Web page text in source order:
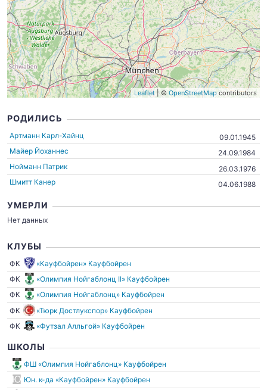
Leaflet | © OpenStreetMap contributors
РОДИЛИСЬ
Артманн Карл-Хайнц
09.01.1945
Майер Йоханнес
24.09.1984
Нойманн Патрик
26.03.1976
Шмитт Канер
04.06.1988
УМЕРЛИ
Нет данных
КЛУБЫ
ФК
«Кауфбойрен» Кауфбойрен
ФК
«Олимпия Нойгаблонц II» Кауфбойрен
ФК
«Олимпия Нойгаблонц» Кауфбойрен
ФК
«Тюрк Достлукспор» Кауфбойрен
ФК
«Футзал Алльгой» Кауфбойрен
ШКОЛЫ
ФШ «Олимпия Нойгаблонц» Кауфбойрен
Юн. к-да «Кауфбойрен» Кауфбойрен